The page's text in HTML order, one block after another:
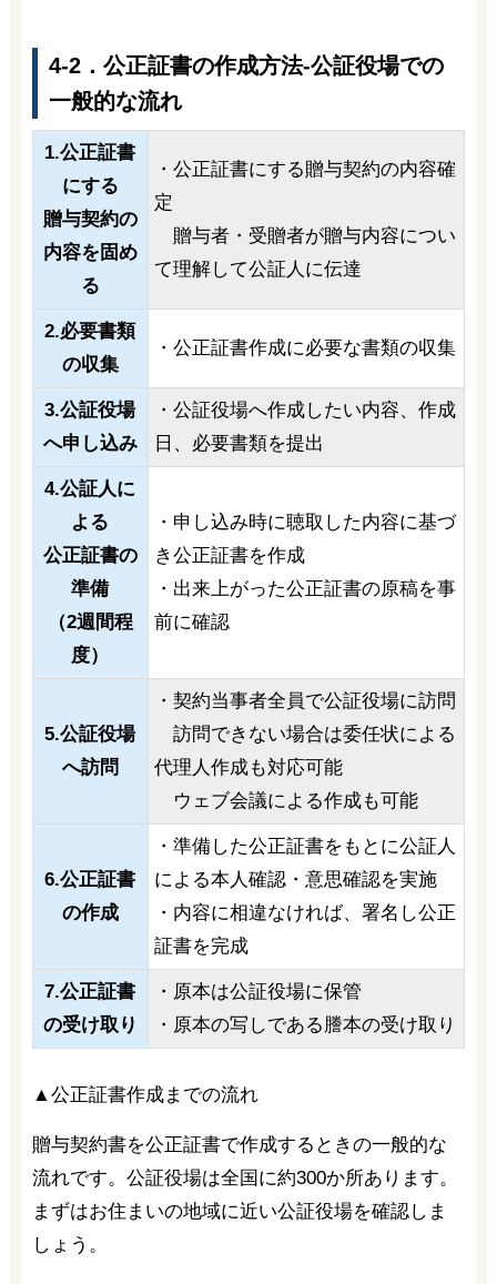
4-2．公正証書の作成方法-公証役場での
一般的な流れ
1.公正証書
にする
贈与契約の
内容を固め
る
・公正証書にする贈与契約の内容確
定
贈与者・受贈者が贈与内容につい
て理解して公証人に伝達
2.必要書類
の収集
・公正証書作成に必要な書類の収集
3.公証役場
へ申し込み
・公証役場へ作成したい内容、作成
日、必要書類を提出
4.公証人に
よる
公正証書の
準備
（2週間程
度）
・申し込み時に聴取した内容に基づ
き公正証書を作成
・出来上がった公正証書の原稿を事
前に確認
5.公証役場
へ訪問
・契約当事者全員で公証役場に訪問
訪問できない場合は委任状による
代理人作成も対応可能
ウェブ会議による作成も可能
6.公正証書
の作成
・準備した公正証書をもとに公証人
による本人確認・意思確認を実施
・内容に相違なければ、署名し公正
証書を完成
7.公正証書
の受け取り
・原本は公証役場に保管
・原本の写しである謄本の受け取り
▲公正証書作成までの流れ
贈与契約書を公正証書で作成するときの一般的な
流れです。公証役場は全国に約300か所あります。
まずはお住まいの地域に近い公証役場を確認しま
しょう。